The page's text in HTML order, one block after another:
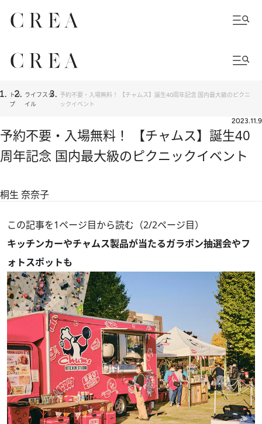
トッ
プ
ライフスタ
イル
予約不要・入場無料！ 【チャムス】誕生40周年記念 国内最大級のピクニ
ックイベント
2023.11.9
予約不要・入場無料！ 【チャムス】誕生40
周年記念 国内最大級のピクニックイベント
桐生 奈奈子
この記事を1ページ目から読む（2/2ページ目）
キッチンカーやチャムス製品が当たるガラポン抽選会やフ
ォトスポットも